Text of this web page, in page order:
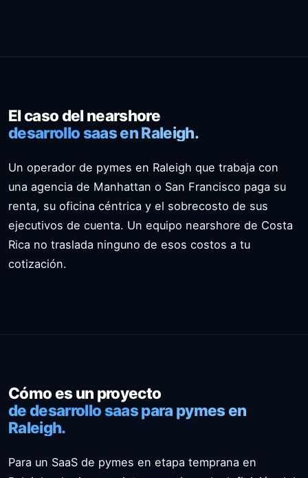
El caso del nearshore
desarrollo saas en Raleigh.
Un operador de pymes en Raleigh que trabaja con
una agencia de Manhattan o San Francisco paga su
renta, su oficina céntrica y el sobrecosto de sus
ejecutivos de cuenta. Un equipo nearshore de Costa
Rica no traslada ninguno de esos costos a tu
cotización.
Cómo es un proyecto
de desarrollo saas para pymes en
Raleigh.
Para un SaaS de pymes en etapa temprana en